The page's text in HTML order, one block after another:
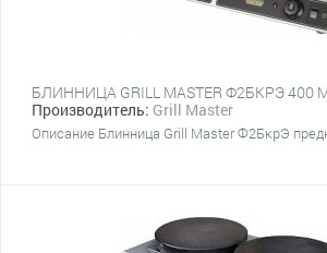
БЛИННИЦА GRILL MASTER Ф2БКРЭ 400
Производитель: Grill Master
Описание Блинница Grill Master Ф2БкрЭ